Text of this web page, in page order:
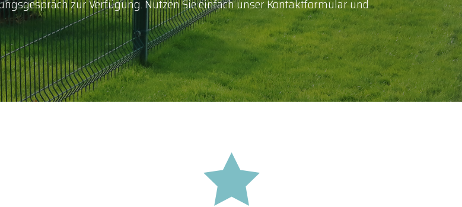
zur Verfügung. Nutzen Sie einfach unser Kontaktformular und
